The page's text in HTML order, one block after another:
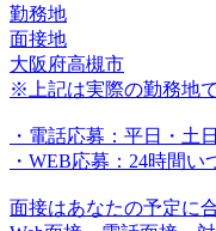
勤務地
面接地
大阪府高槻市
※上記は実際の勤務地
・電話応募：平日・土
・WEB応募：24時間い
面接はあなたの予定に